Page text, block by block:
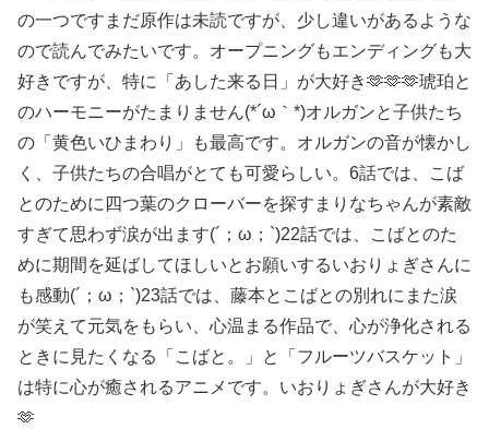
の一つです️まだ原作は未読ですが、少し違いがあるような
ので読んでみたいです。オープニングもエンディングも大
好きですが、特に「あした来る日」が大好き🫶🫶🫶琥珀と
のハーモニーがたまりません(*´ω｀*)オルガンと子供たち
の「黄色いひまわり」も最高です。オルガンの音が懐かし
く、子供たちの合唱がとても可愛らしい。6話では、こば
とのために四つ葉のクローバーを探すまりなちゃんが素敵
すぎて思わず涙が出ます(´；ω；`)22話では、こばとのた
めに期間を延ばしてほしいとお願いするいおりょぎさんに
も感動(´；ω；`)23話では、藤本とこばとの別れにまた涙
が笑えて元気をもらい、心温まる作品で、心が浄化される
ときに見たくなる️「こばと。」と「フルーツバスケット」
は特に心が癒されるアニメです。いおりょぎさんが大好き
🫶️